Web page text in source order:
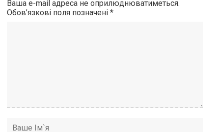
Ваша e-mail адреса не оприлюднюватиметься.
Обов’язкові поля позначені*